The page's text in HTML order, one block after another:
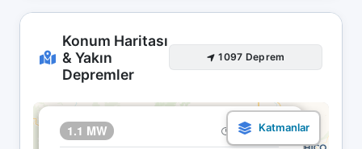
Konum Haritası
& Yakın
Depremler
1097 Deprem
1.1 MW 22.04 15:30
×